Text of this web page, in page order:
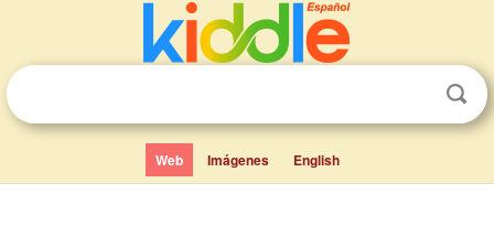
Web Imágenes English